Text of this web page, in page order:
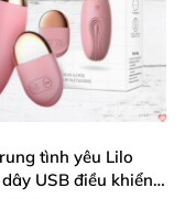
là sản
tình yêu Lilo
USB điều khiển